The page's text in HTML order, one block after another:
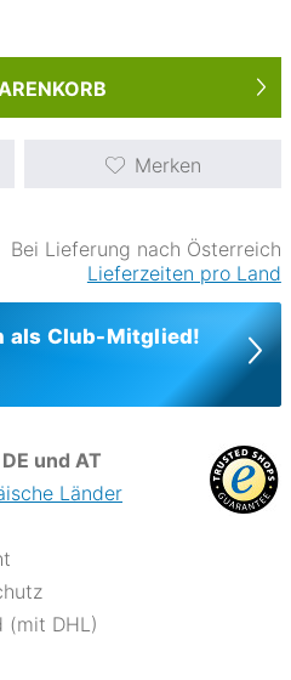
Merken
Bei Lieferung nach Österreich
Lieferzeiten pro Land
als Club-Mitglied!
DE und AT
Länder
(mit DHL)